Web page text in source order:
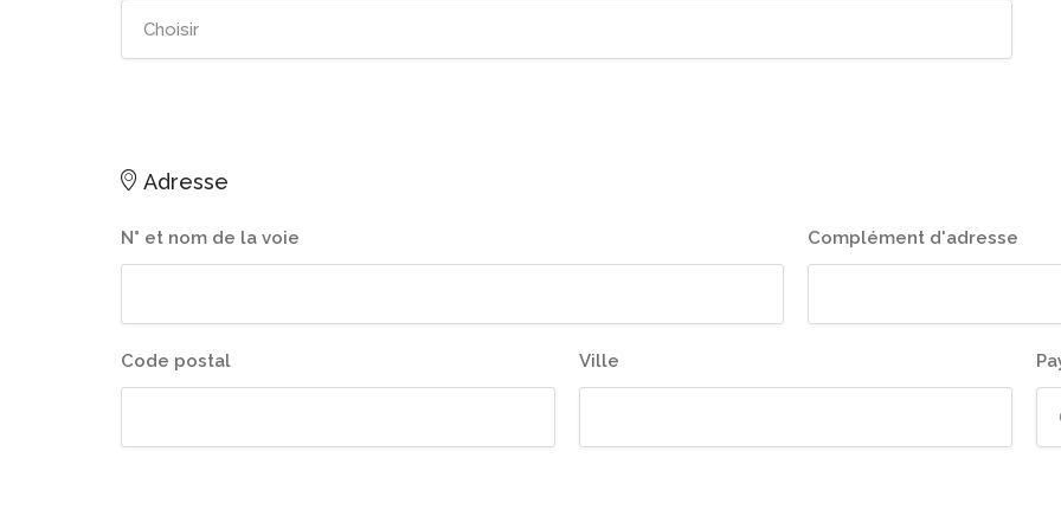
Adresse
N° et nom de la voie Complément d'adresse
Code postal Ville